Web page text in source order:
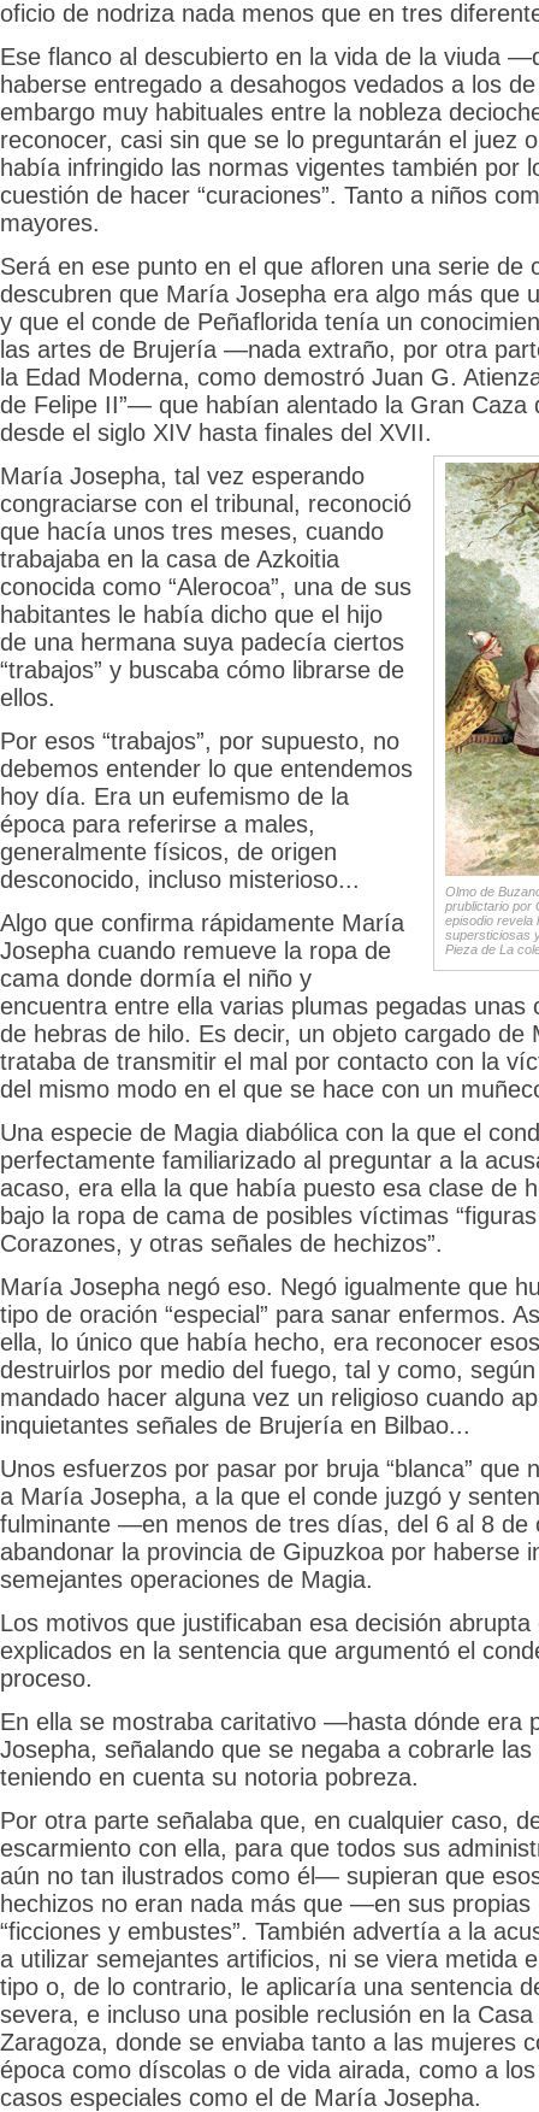
oficio de nodriza nada menos que en tres
Ese flanco al descubierto en la vida de la viuda
haberse entregado a desahogos vedados a los
embargo muy habituales entre la nobleza
reconocer, casi sin que se lo preguntarán el juez
había infringido las normas vigentes también por
cuestión de hacer “curaciones”. Tanto a niños
mayores.
Será en ese punto en el que afloren una serie de
descubren que María Josepha era algo más que
y que el conde de Peñaflorida tenía un
las artes de Brujería —nada extraño, por otra
la Edad Moderna, como demostró Juan G.
de Felipe II”— que habían alentado la Gran Caza
desde el siglo XIV hasta finales del XVII.
Olmo de
prublictario por
episodio revela
supersticiosas
Pieza de La
María Josepha, tal vez esperando
congraciarse con el tribunal, reconoció
que hacía unos tres meses, cuando
trabajaba en la casa de Azkoitia
conocida como “Alerocoa”, una de sus
habitantes le había dicho que el hijo
de una hermana suya padecía ciertos
“trabajos” y buscaba cómo librarse de
ellos.
Por esos “trabajos”, por supuesto, no
debemos entender lo que entendemos
hoy día. Era un eufemismo de la
época para referirse a males,
generalmente físicos, de origen
desconocido, incluso misterioso...
Algo que confirma rápidamente María
Josepha cuando remueve la ropa de
cama donde dormía el niño y
encuentra entre ella varias plumas pegadas unas
de hebras de hilo. Es decir, un objeto cargado de
trataba de transmitir el mal por contacto con la
del mismo modo en el que se hace con un
Una especie de Magia diabólica con la que el
perfectamente familiarizado al preguntar a la
acaso, era ella la que había puesto esa clase de
bajo la ropa de cama de posibles víctimas
Corazones, y otras señales de hechizos”.
María Josepha negó eso. Negó igualmente que
tipo de oración “especial” para sanar enfermos.
ella, lo único que había hecho, era reconocer
destruirlos por medio del fuego, tal y como,
mandado hacer alguna vez un religioso cuando
inquietantes señales de Brujería en Bilbao...
Unos esfuerzos por pasar por bruja “blanca” que
a María Josepha, a la que el conde juzgó y
fulminante —en menos de tres días, del 6 al 8
abandonar la provincia de Gipuzkoa por haberse
semejantes operaciones de Magia.
Los motivos que justificaban esa decisión
explicados en la sentencia que argumentó el
proceso.
En ella se mostraba caritativo —hasta dónde era
Josepha, señalando que se negaba a cobrarle
teniendo en cuenta su notoria pobreza.
Por otra parte señalaba que, en cualquier caso,
escarmiento con ella, para que todos sus
aún no tan ilustrados como él— supieran que
hechizos no eran nada más que —en sus
“ficciones y embustes”. También advertía a la
a utilizar semejantes artificios, ni se viera metida
tipo o, de lo contrario, le aplicaría una sentencia
severa, e incluso una posible reclusión en la
Zaragoza, donde se enviaba tanto a las mujeres
época como díscolas o de vida airada, como a
casos especiales como el de María Josepha.